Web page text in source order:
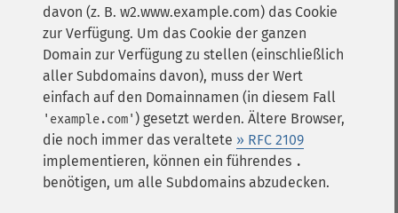
davon (z. B. w2.www.example.com) das Cookie
zur Verfügung. Um das Cookie der ganzen
Domain zur Verfügung zu stellen (einschließlich
aller Subdomains davon), muss der Wert
einfach auf den Domainnamen (in diesem Fall
'example.com' ) gesetzt werden. Ältere Browser,
die noch immer das veraltete » RFC 2109
implementieren, können ein führendes .
benötigen, um alle Subdomains abzudecken.